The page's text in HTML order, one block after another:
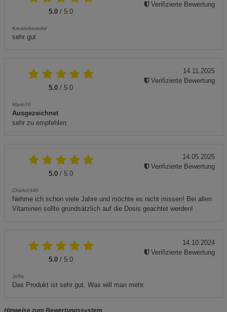
5.0 / 5.0
Kreativbruecke
sehr gut
Verifizierte Bewertung
5.0 / 5.0
Mario70
Ausgezeichnet
sehr zu empfehlen
14.11.2025
Verifizierte Bewertung
5.0 / 5.0
Chichi1940
Nehme ich schon viele Jahre und möchte es nicht missen! Bei allen
Vitaminen sollte grundsätzlich auf die Dosis geachtet werden!
14.05.2025
Verifizierte Bewertung
5.0 / 5.0
Jeffa
Das Produkt ist sehr gut. Was will man mehr.
14.10.2024
Verifizierte Bewertung
Hinweise zum Bewertungssystem